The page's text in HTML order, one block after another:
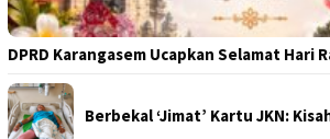
DPRD Karangasem Ucapkan Selamat Hari
Berbekal ‘Jimat’ Kartu JKN: